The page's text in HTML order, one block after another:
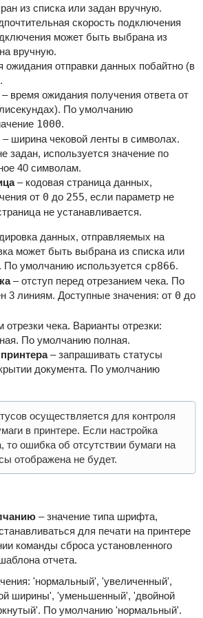
из списка или задан вручную.
скорость подключения
может быть выбрана из
вручную.
ожидания отправки данных побайтно (в
время ожидания получения ответа от
По умолчанию
1000.
– ширина чековой ленты в символах.
задан, используется значение по
40 символам.
– кодовая страница данных,
от 0 до 255, если параметр не
не устанавливается.
данных, отправляемых на
может быть выбрана из списка или
По умолчанию используется cp866.
–отступ перед отрезанием чека. По
3 линиям. Доступные значения: от 0 до
чека. Варианты отрезки:
По умолчанию полная.
– запрашивать статусы
документа. По умолчанию
осуществляется для контроля
в принтере. Если настройка
то ошибка об отсутствии бумаги на
отображена не будет.
– значение типа шрифта,
для печати на принтере
команды сброса установленного
отчета.
'нормальный', 'увеличенный',
ширины', 'уменьшенный', 'двойной
По умолчанию 'нормальный'.